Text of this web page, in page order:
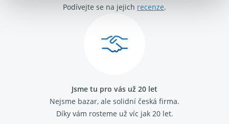
Podívejte se na jejich recenze.
Jsme tu pro vás už 20 let
Nejsme bazar, ale solidní česká firma.
Díky vám rosteme už víc jak 20 let.